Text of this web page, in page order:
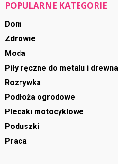
POPULARNE KATEGORIE
Dom
Zdrowie
Moda
Piły ręczne do metalu i drewna
Rozrywka
Podłoża ogrodowe
Plecaki motocyklowe
Poduszki
Praca